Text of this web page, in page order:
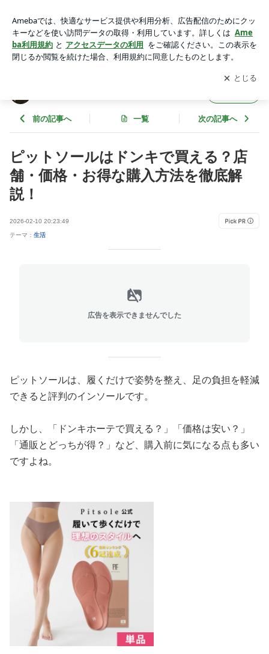
を徹底解説！ | 気になること沢山！
アプリをダウンロードして ブログの更新通知
を受け取りまし
ょう。
開く
前の記事へ 一覧 次の記事へ
ピットソールはドンキで買える？店
舗・価格・お得な購入方法を徹底解
説！
2026-02-10 20:23:49
テーマ： 生活
広告を表示できませんでした
ピットソールは、履くだけで姿勢を整え、足の負担を軽減
できると評判のインソールです。
しかし、「ドンキホーテで買える？」「価格は安い？」
「通販とどっちが得？」など、購入前に気になる点も多い
ですよね。